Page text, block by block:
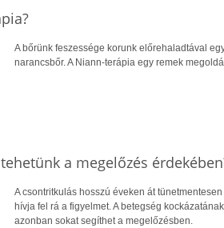
A bőrünk feszessége korunk előrehaladtával
narancsbőr. A Niann-terápia egy remek
a megelőzés
A csontritkulás hosszú éveken át
hívja fel rá a figyelmet. A betegség
azonban sokat segíthet a megelőzésben.